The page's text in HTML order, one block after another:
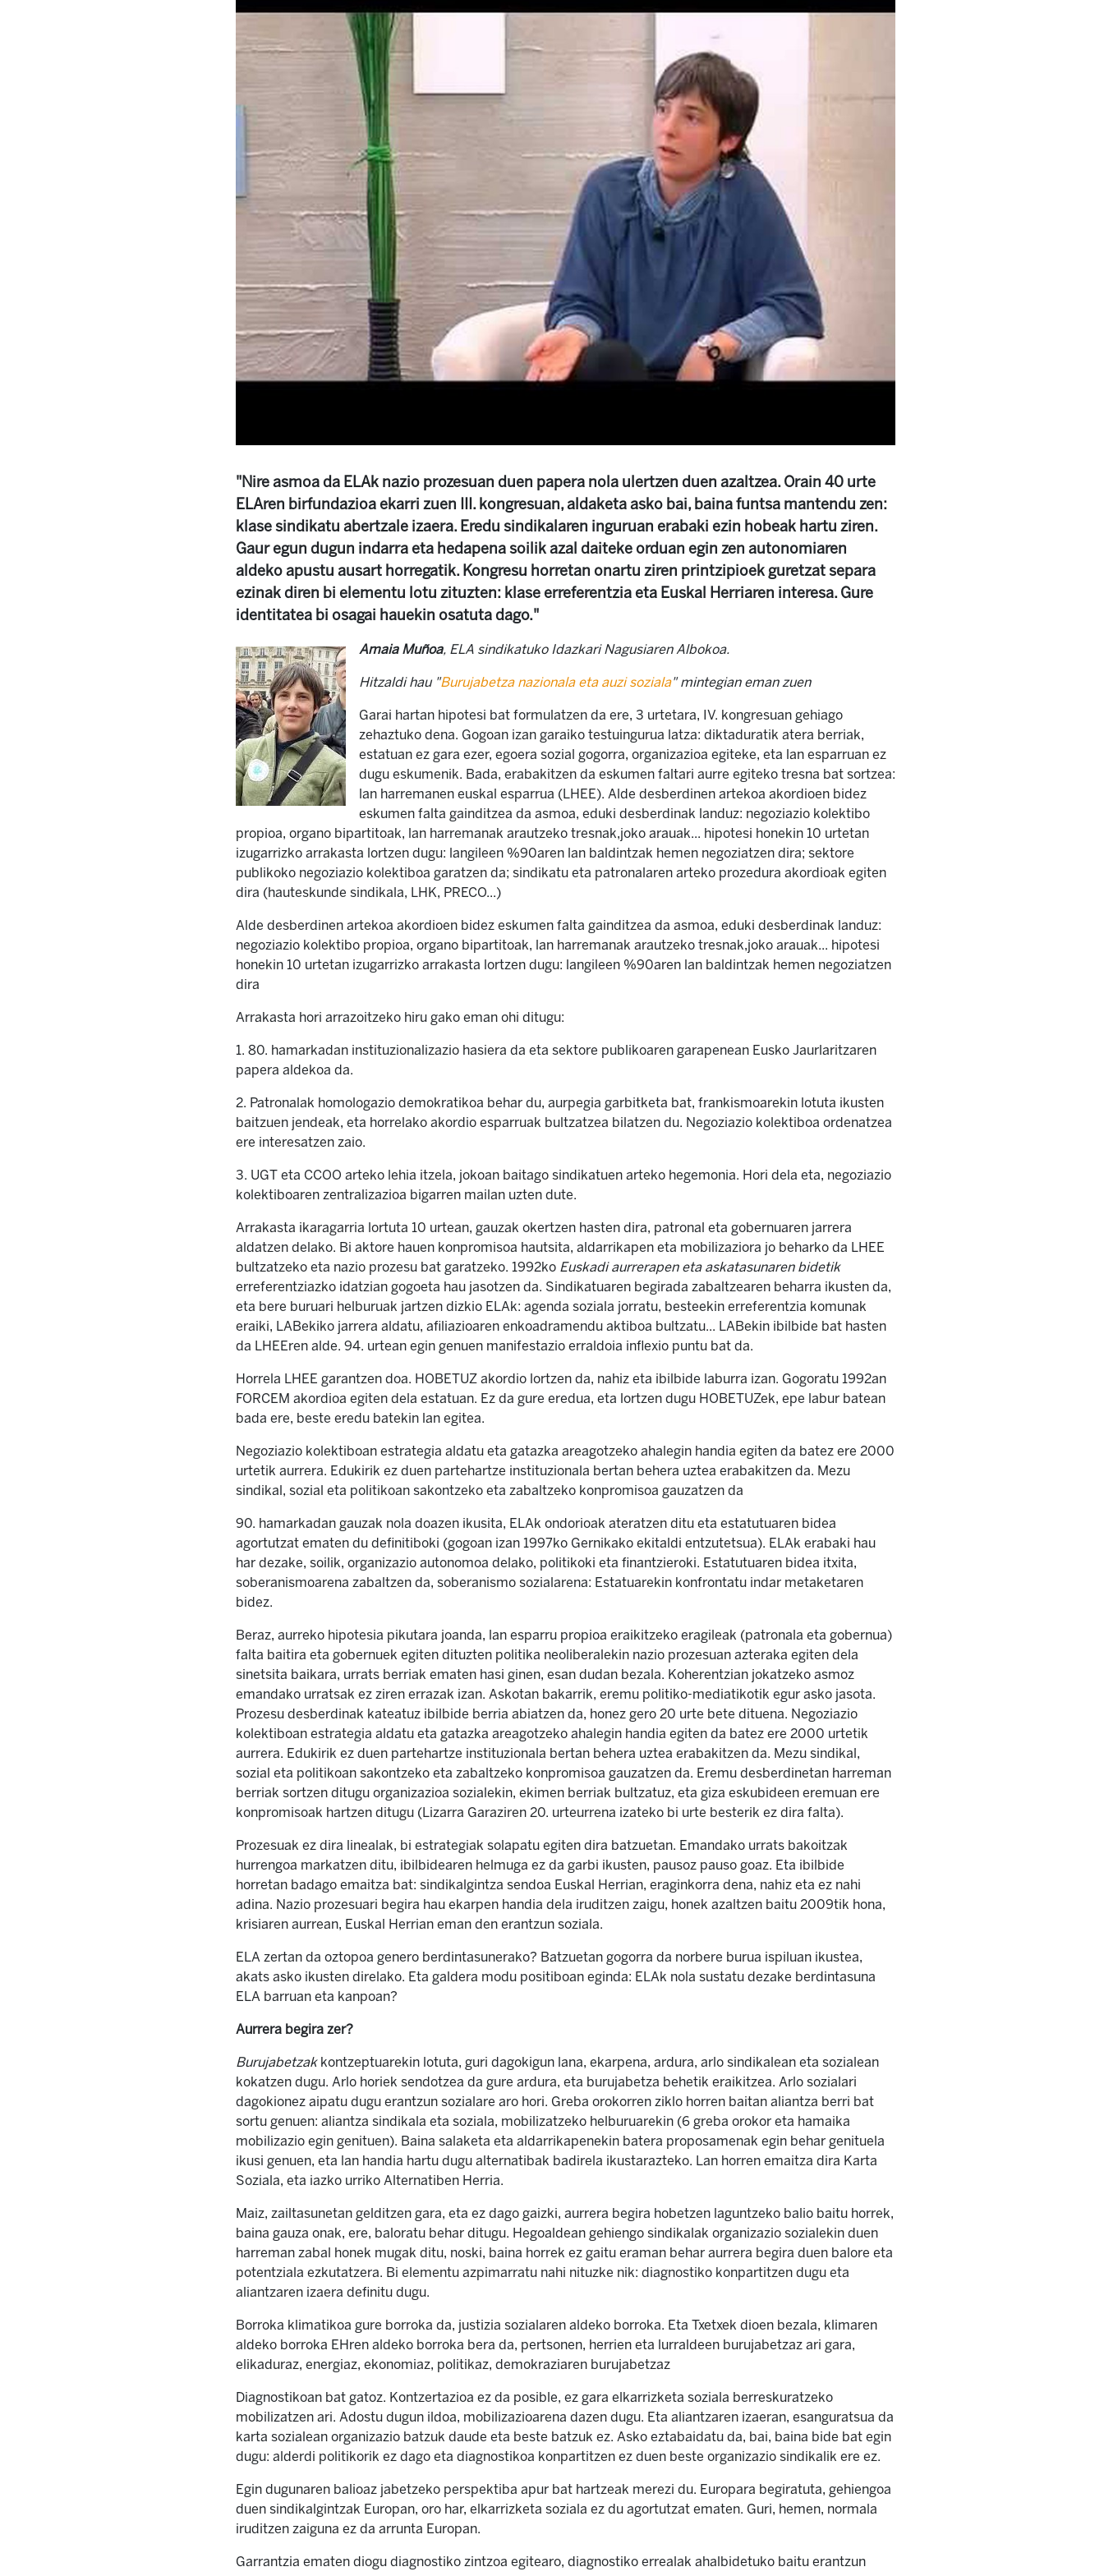
"Nire asmoa da ELAk nazio prozesuan duen papera nola ulertzen duen azaltzea. Orain 40 urte
ELAren birfundazioa ekarri zuen III. kongresuan, aldaketa asko bai, baina funtsa mantendu zen:
klase sindikatu abertzale izaera. Eredu sindikalaren inguruan erabaki ezin hobeak hartu ziren.
Gaur egun dugun indarra eta hedapena soilik azal daiteke orduan egin zen autonomiaren
aldeko apustu ausart horregatik. Kongresu horretan onartu ziren printzipioek guretzat separa
ezinak diren bi elementu lotu zituzten: klase erreferentzia eta Euskal Herriaren interesa. Gure
identitatea bi osagai hauekin osatuta dago."
Amaia Muñoa, ELA sindikatuko Idazkari Nagusiaren Albokoa.
Hitzaldi hau "Burujabetza nazionala eta auzi soziala" mintegian eman zuen
Garai hartan hipotesi bat formulatzen da ere, 3 urtetara, IV. kongresuan gehiago
zehaztuko dena. Gogoan izan garaiko testuingurua latza: diktaduratik atera berriak,
estatuan ez gara ezer, egoera sozial gogorra, organizazioa egiteke, eta lan esparruan ez
dugu eskumenik. Bada, erabakitzen da eskumen faltari aurre egiteko tresna bat sortzea:
lan harremanen euskal esparrua (LHEE). Alde desberdinen artekoa akordioen bidez
eskumen falta gainditzea da asmoa, eduki desberdinak landuz: negoziazio kolektibo
propioa, organo bipartitoak, lan harremanak arautzeko tresnak,joko arauak... hipotesi honekin 10 urtetan
izugarrizko arrakasta lortzen dugu: langileen %90aren lan baldintzak hemen negoziatzen dira; sektore
publikoko negoziazio kolektiboa garatzen da; sindikatu eta patronalaren arteko prozedura akordioak egiten
dira (hauteskunde sindikala, LHK, PRECO...)
Alde desberdinen artekoa akordioen bidez eskumen falta gainditzea da asmoa, eduki desberdinak landuz:
negoziazio kolektibo propioa, organo bipartitoak, lan harremanak arautzeko tresnak,joko arauak... hipotesi
honekin 10 urtetan izugarrizko arrakasta lortzen dugu: langileen %90aren lan baldintzak hemen negoziatzen
dira
Arrakasta hori arrazoitzeko hiru gako eman ohi ditugu:
1. 80. hamarkadan instituzionalizazio hasiera da eta sektore publikoaren garapenean Eusko Jaurlaritzaren
papera aldekoa da.
2. Patronalak homologazio demokratikoa behar du, aurpegia garbitketa bat, frankismoarekin lotuta ikusten
baitzuen jendeak, eta horrelako akordio esparruak bultzatzea bilatzen du. Negoziazio kolektiboa ordenatzea
ere interesatzen zaio.
3. UGT eta CCOO arteko lehia itzela, jokoan baitago sindikatuen arteko hegemonia. Hori dela eta, negoziazio
kolektiboaren zentralizazioa bigarren mailan uzten dute.
Arrakasta ikaragarria lortuta 10 urtean, gauzak okertzen hasten dira, patronal eta gobernuaren jarrera
aldatzen delako. Bi aktore hauen konpromisoa hautsita, aldarrikapen eta mobilizaziora jo beharko da LHEE
bultzatzeko eta nazio prozesu bat garatzeko. 1992ko Euskadi aurrerapen eta askatasunaren bidetik
erreferentziazko idatzian gogoeta hau jasotzen da. Sindikatuaren begirada zabaltzearen beharra ikusten da,
eta bere buruari helburuak jartzen dizkio ELAk: agenda soziala jorratu, besteekin erreferentzia komunak
eraiki, LABekiko jarrera aldatu, afiliazioaren enkoadramendu aktiboa bultzatu... LABekin ibilbide bat hasten
da LHEEren alde. 94. urtean egin genuen manifestazio erraldoia inflexio puntu bat da.
Horrela LHEE garantzen doa. HOBETUZ akordio lortzen da, nahiz eta ibilbide laburra izan. Gogoratu 1992an
FORCEM akordioa egiten dela estatuan. Ez da gure eredua, eta lortzen dugu HOBETUZek, epe labur batean
bada ere, beste eredu batekin lan egitea.
Negoziazio kolektiboan estrategia aldatu eta gatazka areagotzeko ahalegin handia egiten da batez ere 2000
urtetik aurrera. Edukirik ez duen partehartze instituzionala bertan behera uztea erabakitzen da. Mezu
sindikal, sozial eta politikoan sakontzeko eta zabaltzeko konpromisoa gauzatzen da
90. hamarkadan gauzak nola doazen ikusita, ELAk ondorioak ateratzen ditu eta estatutuaren bidea
agortutzat ematen du definitiboki (gogoan izan 1997ko Gernikako ekitaldi entzutetsua). ELAk erabaki hau
har dezake, soilik, organizazio autonomoa delako, politikoki eta finantzieroki. Estatutuaren bidea itxita,
soberanismoarena zabaltzen da, soberanismo sozialarena: Estatuarekin konfrontatu indar metaketaren
bidez.
Beraz, aurreko hipotesia pikutara joanda, lan esparru propioa eraikitzeko eragileak (patronala eta gobernua)
falta baitira eta gobernuek egiten dituzten politika neoliberalekin nazio prozesuan azteraka egiten dela
sinetsita baikara, urrats berriak ematen hasi ginen, esan dudan bezala. Koherentzian jokatzeko asmoz
emandako urratsak ez ziren errazak izan. Askotan bakarrik, eremu politiko-mediatikotik egur asko jasota.
Prozesu desberdinak kateatuz ibilbide berria abiatzen da, honez gero 20 urte bete dituena. Negoziazio
kolektiboan estrategia aldatu eta gatazka areagotzeko ahalegin handia egiten da batez ere 2000 urtetik
aurrera. Edukirik ez duen partehartze instituzionala bertan behera uztea erabakitzen da. Mezu sindikal,
sozial eta politikoan sakontzeko eta zabaltzeko konpromisoa gauzatzen da. Eremu desberdinetan harreman
berriak sortzen ditugu organizazioa sozialekin, ekimen berriak bultzatuz, eta giza eskubideen eremuan ere
konpromisoak hartzen ditugu (Lizarra Garaziren 20. urteurrena izateko bi urte besterik ez dira falta).
Prozesuak ez dira linealak, bi estrategiak solapatu egiten dira batzuetan. Emandako urrats bakoitzak
hurrengoa markatzen ditu, ibilbidearen helmuga ez da garbi ikusten, pausoz pauso goaz. Eta ibilbide
horretan badago emaitza bat: sindikalgintza sendoa Euskal Herrian, eraginkorra dena, nahiz eta ez nahi
adina. Nazio prozesuari begira hau ekarpen handia dela iruditzen zaigu, honek azaltzen baitu 2009tik hona,
krisiaren aurrean, Euskal Herrian eman den erantzun soziala.
ELA zertan da oztopoa genero berdintasunerako? Batzuetan gogorra da norbere burua ispiluan ikustea,
akats asko ikusten direlako. Eta galdera modu positiboan eginda: ELAk nola sustatu dezake berdintasuna
ELA barruan eta kanpoan?
Aurrera begira zer?
Burujabetzakkontzeptuarekin lotuta, guri dagokigun lana, ekarpena, ardura, arlo sindikalean eta sozialean
kokatzen dugu. Arlo horiek sendotzea da gure ardura, eta burujabetza behetik eraikitzea. Arlo sozialari
dagokionez aipatu dugu erantzun sozialare aro hori. Greba orokorren ziklo horren baitan aliantza berri bat
sortu genuen: aliantza sindikala eta soziala, mobilizatzeko helburuarekin (6 greba orokor eta hamaika
mobilizazio egin genituen). Baina salaketa eta aldarrikapenekin batera proposamenak egin behar genituela
ikusi genuen, eta lan handia hartu dugu alternatibak badirela ikustarazteko. Lan horren emaitza dira Karta
Soziala, eta iazko urriko Alternatiben Herria.
Maiz, zailtasunetan gelditzen gara, eta ez dago gaizki, aurrera begira hobetzen laguntzeko balio baitu horrek,
baina gauza onak, ere, baloratu behar ditugu. Hegoaldean gehiengo sindikalak organizazio sozialekin duen
harreman zabal honek mugak ditu, noski, baina horrek ez gaitu eraman behar aurrera begira duen balore eta
potentziala ezkutatzera. Bi elementu azpimarratu nahi nituzke nik: diagnostiko konpartitzen dugu eta
aliantzaren izaera definitu dugu.
Borroka klimatikoa gure borroka da, justizia sozialaren aldeko borroka. Eta Txetxek dioen bezala, klimaren
aldeko borroka EHren aldeko borroka bera da, pertsonen, herrien eta lurraldeen burujabetzaz ari gara,
elikaduraz, energiaz, ekonomiaz, politikaz, demokraziaren burujabetzaz
Diagnostikoan bat gatoz. Kontzertazioa ez da posible, ez gara elkarrizketa soziala berreskuratzeko
mobilizatzen ari. Adostu dugun ildoa, mobilizazioarena dazen dugu. Eta aliantzaren izaeran, esanguratsua da
karta sozialean organizazio batzuk daude eta beste batzuk ez. Asko eztabaidatu da, bai, baina bide bat egin
dugu: alderdi politikorik ez dago eta diagnostikoa konpartitzen ez duen beste organizazio sindikalik ere ez.
Egin dugunaren balioaz jabetzeko perspektiba apur bat hartzeak merezi du. Europara begiratuta, gehiengoa
duen sindikalgintzak Europan, oro har, elkarrizketa soziala ez du agortutzat ematen. Guri, hemen, normala
iruditzen zaiguna ez da arrunta Europan.
Garrantzia ematen diogu diagnostiko zintzoa egitearo, diagnostiko errealak ahalbidetuko baitu erantzun